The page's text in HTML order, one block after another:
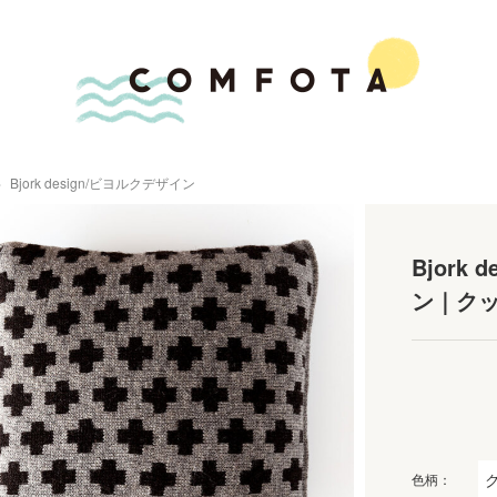
Bjork design/ビヨルクデザイン
Bjork
ン｜ク
色柄：